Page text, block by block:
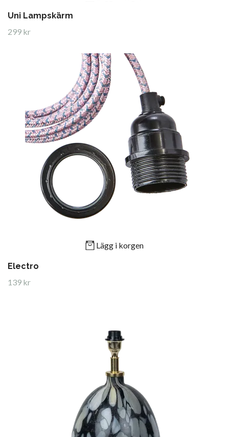
Uni Lampskärm
299 kr
Lägg i korgen
Electro
139 kr